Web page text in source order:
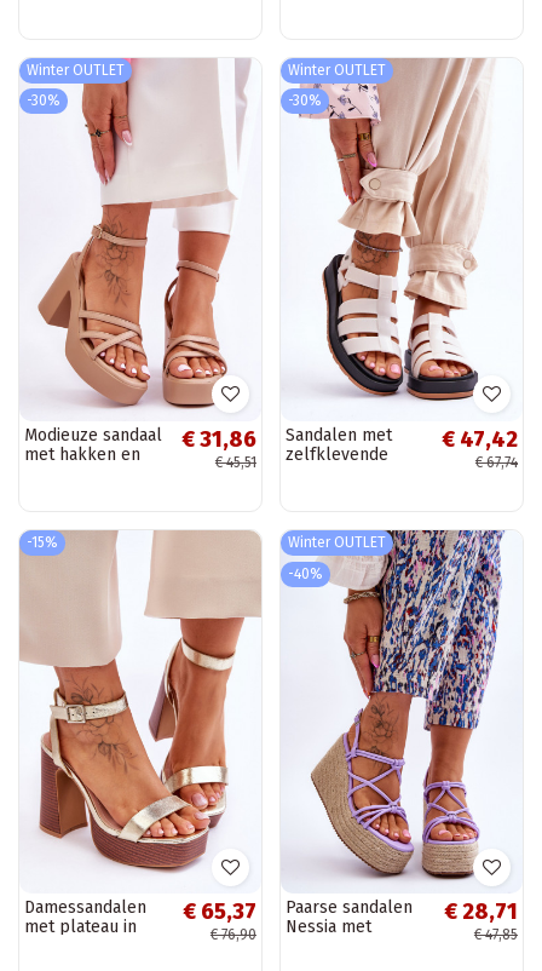
Winter OUTLET
-30%
Modieuze sandaal
met hakken en
€ 31,86
€ 45,51
Winter OUTLET
-30%
Sandalen met
zelfklevende
€ 47,42
€ 67,74
-15%
Damessandalen
met plateau in
€ 65,37
€ 76,90
Winter OUTLET
-40%
Paarse sandalen
Nessia met
€ 28,71
€ 47,85